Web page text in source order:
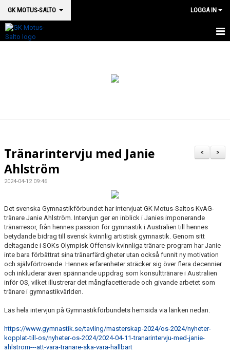
GK MOTUS-SALTO LOGGA IN
VÅRA HALLAR & LOKALER
KALENDER
KLÄDER
ARKIV
SUPPORTERMEDLEM
TÄVLINGAR
>
<
Tränarintervju med Janie
Ahlström
2024-04-12 09:46
Det svenska Gymnastikförbundet har intervjuat GK Motus-Saltos KvAG-
tränare Janie Ahlström. Intervjun ger en inblick i Janies imponerande
tränarresor, från hennes passion för gymnastik i Australien till hennes
betydande bidrag till svensk kvinnlig artistisk gymnastik. Genom sitt
deltagande i SOKs Olympisk Offensiv kvinnliga tränare-program har Janie
inte bara förbättrat sina tränarfärdigheter utan också funnit ny motivation
och självförtroende. Hennes erfarenheter sträcker sig över flera decennier
och inkluderar även spännande uppdrag som konsulttränare i Australien
inför OS, vilket illustrerar det mångfacetterade och givande arbetet som
tränare i gymnastikvärlden.
Läs hela intervjun på Gymnastikförbundets hemsida via länken nedan.
https://www.gymnastik.se/tavling/masterskap-2024/os-2024/nyheter-
kopplat-till-os/nyheter-os-2024/2024-04-11-tranarintervju-med-janie-
ahlstrom---att-vara-tranare-ska-vara-hallbart